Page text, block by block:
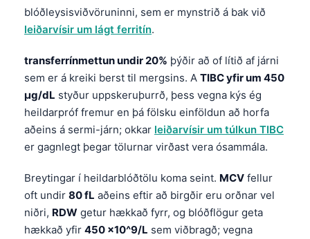
blóðleysisviðvöruninni, sem er mynstrið á bak við
leiðarvísir um lágt ferritín.
transferrínmettun undir 20% þýðir að of lítið af járni
sem er á kreiki berst til mergsins. A TIBC yfir um 450
µg/dL styður uppskeruþurrð, þess vegna kýs ég
heildarpróf fremur en þá fölsku einföldun að horfa
aðeins á sermi-járn; okkar leiðarvísir um túlkun TIBC
er gagnlegt þegar tölurnar virðast vera ósammála.
Breytingar í heildarblóðtölu koma seint. MCV fellur
oft undir 80 fL aðeins eftir að birgðir eru orðnar vel
niðri, RDW getur hækkað fyrr, og blóðflögur geta
hækkað yfir 450 x10^9/L sem viðbragð; vegna
ພາສາລາວ
Basa Jawa
Cebuano
Кыргызча
Татар теле
Беларуская мова
Ślōnskŏ gŏdka